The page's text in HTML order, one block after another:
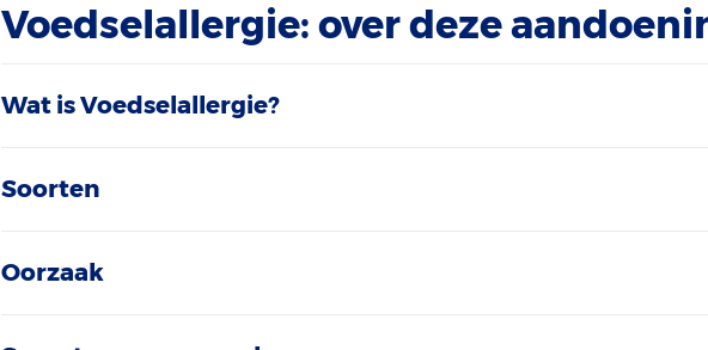
Voedselallergie: over deze
Wat is Voedselallergie?
Soorten
Oorzaak